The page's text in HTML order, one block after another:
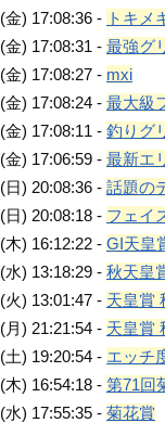
金) 17:08:36 - トキメ
金) 17:08:31 -最強グ
金) 17:08:27 - mxi
金) 17:08:24 -最大級
金) 17:08:11 -釣りグ
金) 17:06:59 -最新エ
日) 20:08:36 -話題の
日) 20:08:18 - フェイ
木) 16:12:22 -GI天皇
水) 13:18:29 -秋天皇
火) 13:01:47 - 天皇賞
月) 21:21:54 - 天皇賞
土) 19:20:54 - エッチ
木) 16:54:18 -第71回
水) 17:55:35 -菊花賞